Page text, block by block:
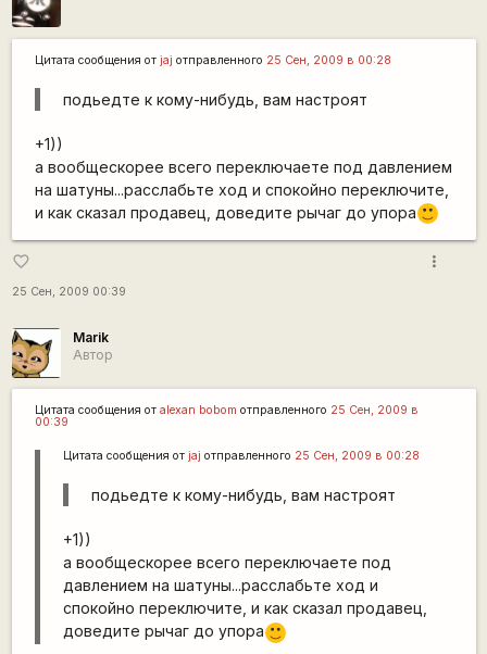
Цитата сообщения от jaj отправленного 25 Сен, 2009 в 00:28
подьедте к кому-нибудь, вам настроят
+1))
а вообщескорее всего переключаете под давлением
на шатуны...расслабьте ход и спокойно переключите,
и как сказал продавец, доведите рычаг до упора :)
favorite_border
25 Сен, 2009 00:39
more_vert
Marik
Автор
Цитата сообщения от alexan bobom отправленного 25 Сен, 2009 в
00:39
Цитата сообщения от jaj отправленного 25 Сен, 2009 в 00:28
подьедте к кому-нибудь, вам настроят
+1))
а вообщескорее всего переключаете под
давлением на шатуны...расслабьте ход и
спокойно переключите, и как сказал продавец,
доведите рычаг до упора :)